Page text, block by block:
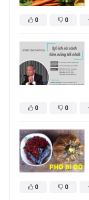
0 0
0 0
0 0